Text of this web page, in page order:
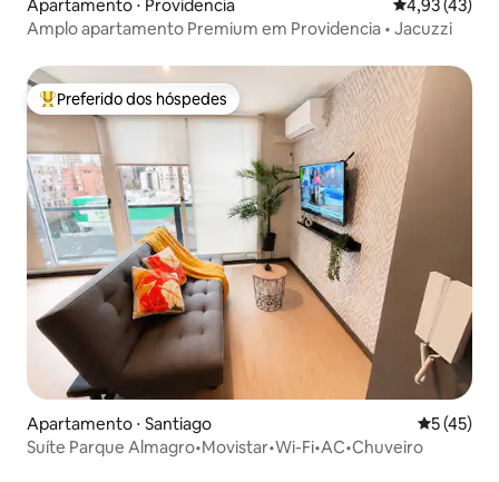
Apartamento ⋅ Providencia 4,93 de uma
4,93 (43)
Amplo apartamento Premium em Providencia • Jacuzzi
Entre os melhores preferidos dos hóspedes
Preferido dos hóspedes
Apartamento ⋅ Santiago 5 de uma
5 (45)
Suíte Parque Almagro•Movistar•Wi-Fi•AC•Chuveiro